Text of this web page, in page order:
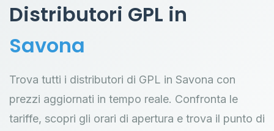
Distributori GPL in
Savona
Trova tutti i distributori di GPL in Savona con
prezzi aggiornati in tempo reale. Confronta le
tariffe, scopri gli orari di apertura e trova il punto di